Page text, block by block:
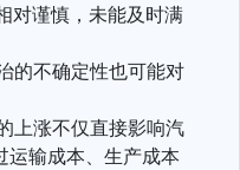
对谨慎，未能及时满
的不确定性也可能对
上涨不仅直接影响汽
运输成本、生产成本